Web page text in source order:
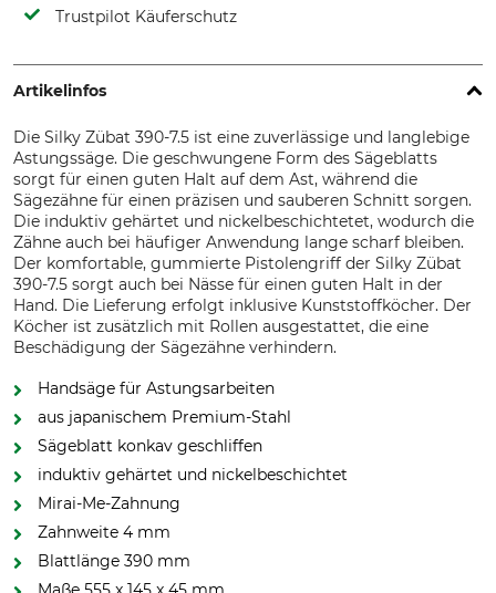
Trustpilot Käuferschutz
Artikelinfos
Die Silky Zübat 390-7.5 ist eine zuverlässige und langlebige
Astungssäge. Die geschwungene Form des Sägeblatts
sorgt für einen guten Halt auf dem Ast, während die
Sägezähne für einen präzisen und sauberen Schnitt sorgen.
Die induktiv gehärtet und nickelbeschichtetet, wodurch die
Zähne auch bei häufiger Anwendung lange scharf bleiben.
Der komfortable, gummierte Pistolengriff der Silky Zübat
390-7.5 sorgt auch bei Nässe für einen guten Halt in der
Hand. Die Lieferung erfolgt inklusive Kunststoffköcher. Der
Köcher ist zusätzlich mit Rollen ausgestattet, die eine
Beschädigung der Sägezähne verhindern.
Handsäge für Astungsarbeiten
aus japanischem Premium-Stahl
Sägeblatt konkav geschliffen
induktiv gehärtet und nickelbeschichtet
Mirai-Me-Zahnung
Zahnweite 4 mm
Blattlänge 390 mm